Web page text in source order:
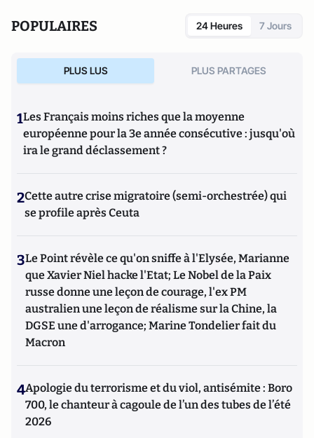
POPULAIRES 24 Heures 7 Jours
PLUS LUS PLUS PARTAGES
1Les Français moins riches que la moyenne
européenne pour la 3e année consécutive : jusqu'où
ira le grand déclassement ?
2Cette autre crise migratoire (semi-orchestrée) qui
se profile après Ceuta
3Le Point révèle ce qu'on sniffe à l'Elysée, Marianne
que Xavier Niel hacke l'Etat; Le Nobel de la Paix
russe donne une leçon de courage, l'ex PM
australien une leçon de réalisme sur la Chine, la
DGSE une d'arrogance; Marine Tondelier fait du
Macron
4Apologie du terrorisme et du viol, antisémite : Boro
700, le chanteur à cagoule de l’un des tubes de l’été
2026